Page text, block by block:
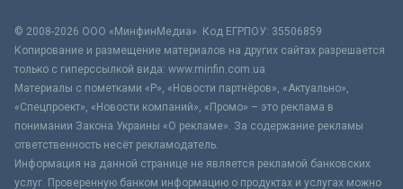
© 2008-2026 ООО «МинфинМедиа». Код ЕГРПОУ: 35506859
Копирование и размещение материалов на других сайтах разрешается
только с гиперссылкой вида: www.minfin.com.ua
Материалы с пометками «Р», «Новости партнёров», «Актуально»,
«Спецпроект», «Новости компаний», «Промо» – это реклама в
понимании Закона Украины «О рекламе». За содержание рекламы
ответственность несёт рекламодатель.
Информация на данной странице не является рекламой банковских
услуг. Проверенную банком информацию о продуктах и услугах можно